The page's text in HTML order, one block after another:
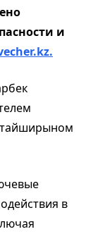
и
в